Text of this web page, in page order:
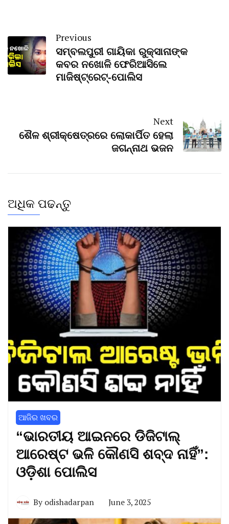
Previous
ସମ୍ବଲପୁରୀ ଗାୟିକା ରୁକ୍‌ସାନାଙ୍କ
କବର ନଖୋଳି ଫେରିଆସିଲେ
ମାଜିଷ୍ଟ୍ରେଟ୍‌-ପୋଲିସ
Next
ଶୈଳ ଶ୍ରୀକ୍ଷେତ୍ରରେ ଲୋକାର୍ପିତ ହେଲା
ଜଗନ୍ନାଥ ଭଜନ
ଅଧିକ ପଢନ୍ତୁ
ଆଜିର ଖବର
“ଭାରତୀୟ ଆଇନରେ ଡିଜିଟାଲ୍
ଆରେଷ୍ଟ ଭଳି କୌଣସି ଶବ୍ଦ ନାହିଁ”:
ଓଡ଼ିଶା ପୋଲିସ
By odishadarpan June 3, 2025